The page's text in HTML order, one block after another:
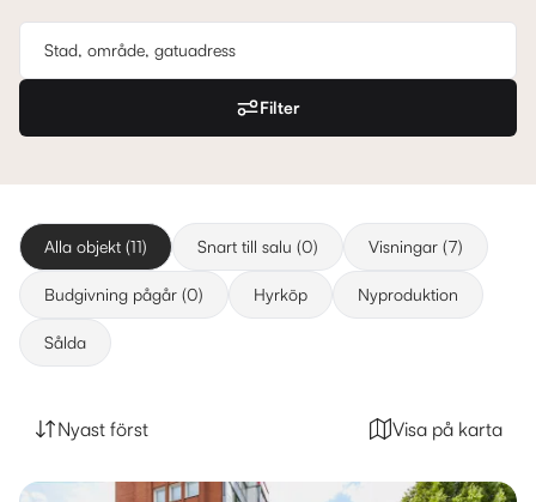
Filter
Alla objekt (11) Snart till salu (0) Visningar (7)
Budgivning pågår (0) Hyrköp Nyproduktion
Sålda
Nyast först Visa på karta